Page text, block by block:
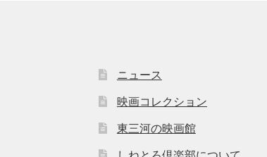
ニュース
映画コレクション
東三河の映画館